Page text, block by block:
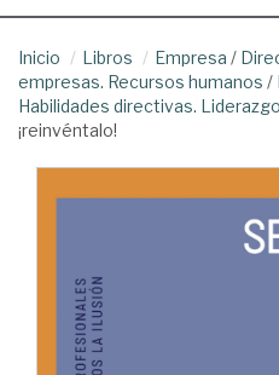
Inicio Libros Empresa /
empresas. Recursos humanos /
Habilidades directivas. Liderazgo
¡reinvéntalo!